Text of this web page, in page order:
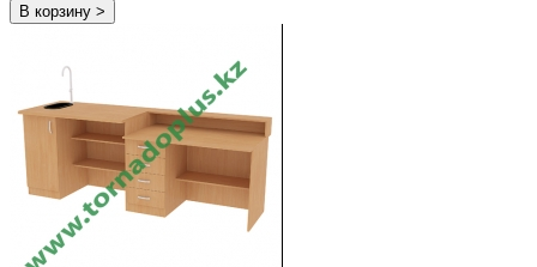
В корзину >